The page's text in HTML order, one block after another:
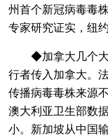
州首个新冠病毒毒
专家研究证实，纽
◆加拿大几个大
行者传入加拿大。
传播病毒毒株来源
澳大利亚卫生部数
小。新加坡从中国